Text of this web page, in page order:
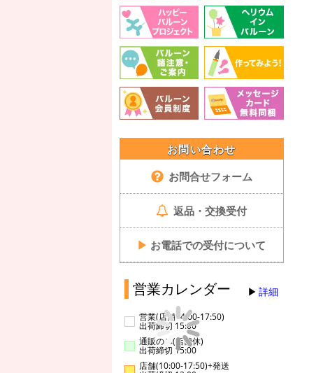
お問い合わせ
お問合せフォーム
返品・交換受付
▶ お電話での受付について
営業カレンダー 詳細
営業(店舗14:00-17:50)
出荷締切 15:00
通販のみ(店舗休)
出荷締切 15:00
店舗(10:00-17:50)+発送